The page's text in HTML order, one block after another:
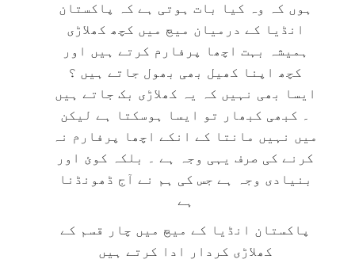
ہوں کہ وہ کیا بات ہوتی ہے کہ پاکستان
انڈیا کے درمیان میچ میں کچھ کھلاڑی
ہمیشہ بہت اچھا پرفارم کرتے ہیں اور
کچھ اپنا کھیل بھی بھول جاتے ہیں ؟
ایسا بھی نہیں کہ یہ کھلاڑی بک جاتے ہیں
۔ کبھی کبھار تو ایسا ہوسکتا ہے لیکن
میں نہیں مانتا کے انکے اچھا پرفارم نہ
کرنے کی صرف یہی وجہ ہے ۔ بلکہ کوئ اور
بنیادی وجہ ہے جس کی ہم نے آج ڈھونڈنا
ہے
پاکستان انڈیا کے میچ میں چار قسم کے
کھلاڑی کردار ادا کرتے ہیں